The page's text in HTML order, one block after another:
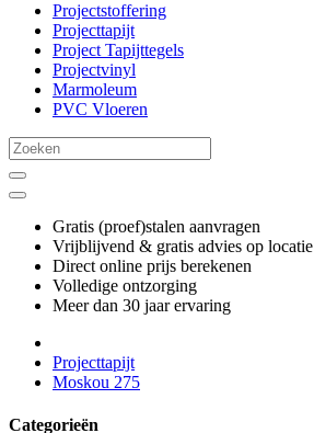
Projectstoffering
Projecttapijt
Project Tapijttegels
Projectvinyl
Marmoleum
PVC Vloeren
Gratis (proef)stalen aanvragen
Vrijblijvend & gratis advies op locatie
Direct online prijs berekenen
Volledige ontzorging
Meer dan 30 jaar ervaring
Projecttapijt
Moskou 275
Categorieën